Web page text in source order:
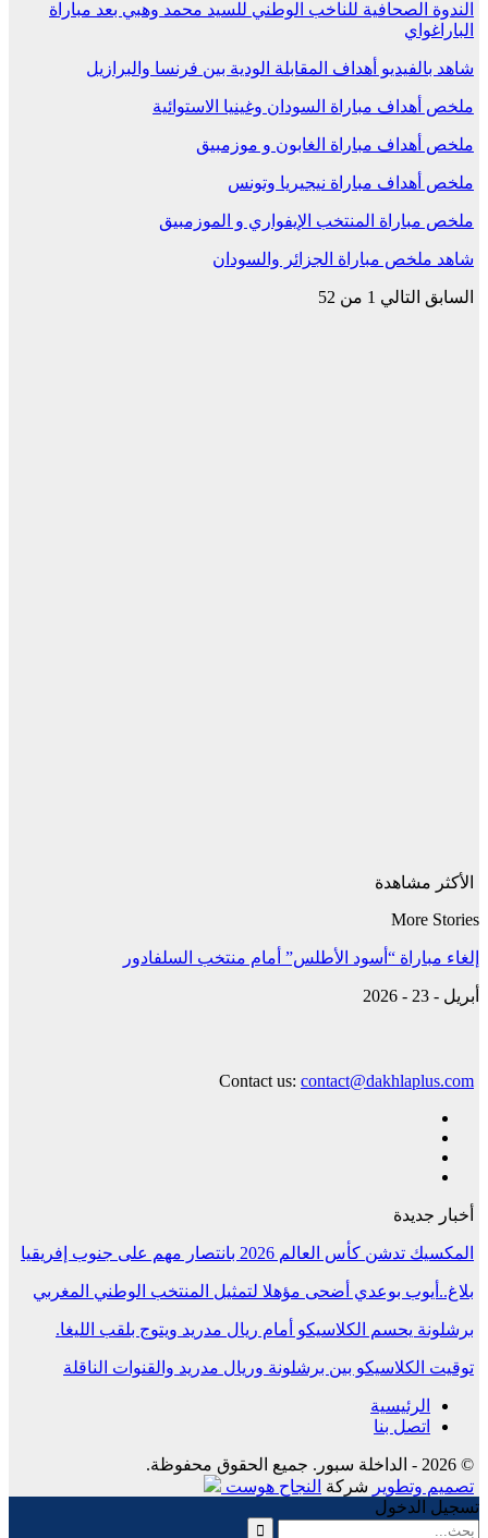
الندوة الصحافية للناخب الوطني للسيد محمد وهبي بعد مباراة
الباراغواي
شاهد بالفيديو أهداف المقابلة الودية بين فرنسا والبرازيل
ملخص أهداف مباراة السودان وغينيا الاستوائية
ملخص أهداف مباراة الغابون و موزمبيق
ملخص أهداف مباراة نيجيريا وتونس
ملخص مباراة المنتخب الإيفواري و الموزمبيق
شاهد ملخص مباراة الجزائر والسودان
السابق التالي 1 من 52
الأكثر مشاهدة
More Stories
إلغاء مباراة “أسود الأطلس” أمام منتخب السلفادور
أبريل - 23 - 2026
Contact us: contact@dakhlaplus.com
أخبار جديدة
المكسيك تدشن كأس العالم 2026 بانتصار مهم على جنوب إفريقيا
بلاغ..أيوب بوعدي أضحى مؤهلا لتمثيل المنتخب الوطني المغربي
برشلونة يحسم الكلاسيكو أمام ريال مدريد ويتوج بلقب الليغا.
توقيت الكلاسيكو بين برشلونة وريال مدريد والقنوات الناقلة
الرئيسية
اتصل بنا
© 2026 - الداخلة سبور. جميع الحقوق محفوظة.
تصميم وتطوير شركة النجاح هوست
تسجيل الدخول